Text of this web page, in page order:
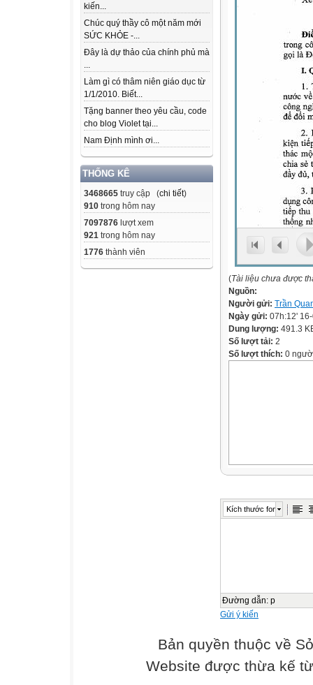
kiến...
Chúc quý thầy cô một năm mới
SỨC KHỎE -...
Đây là dự thảo của chính phủ mà
...
Làm gì có thâm niên giáo dục từ
1/1/2010. Biết...
Tặng banner theo yêu cầu, code
cho blog Violet tại...
Nam Định mình ơi...
THỐNG KÊ
3468665 truy cập (chi tiết)
910 trong hôm nay
7097876 lượt xem
921 trong hôm nay
1776 thành viên
(Tài liệu chưa được
Nguồn:
Người gửi: Trần
Ngày gửi: 07h:12'
Dung lượng: 491.3
Số lượt tải: 2
Số lượt thích: 0
Kích thước font
Đường dẫn: p
Gửi ý kiến
Bản quyền thuộc về
Website được thừa kế